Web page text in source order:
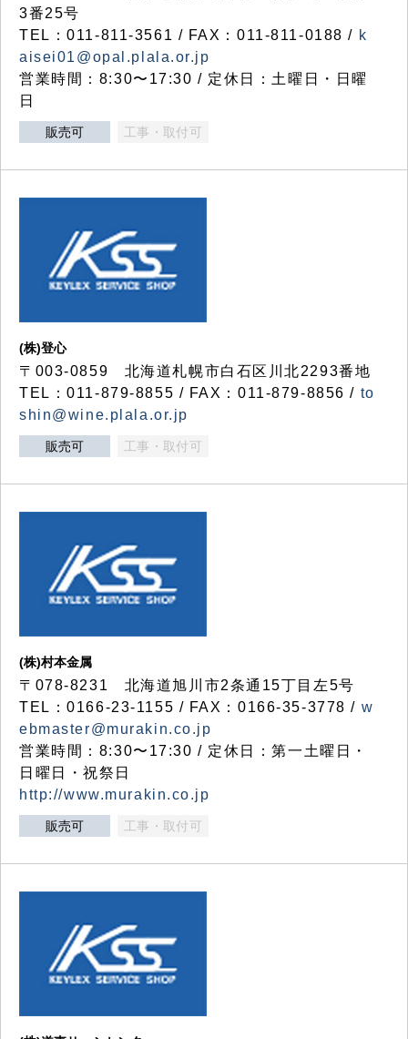
3番25号
TEL：011-811-3561 / FAX：011-811-0188 / k
aisei01@opal.plala.or.jp
営業時間：8:30〜17:30 / 定休日：土曜日・日曜
日
販売可 工事・取付可
(株)登心
〒003-0859 北海道札幌市白石区川北2293番地
TEL：011-879-8855 / FAX：011-879-8856 / to
shin@wine.plala.or.jp
販売可 工事・取付可
(株)村本金属
〒078-8231 北海道旭川市2条通15丁目左5号
TEL：0166-23-1155 / FAX：0166-35-3778 / w
ebmaster@murakin.co.jp
営業時間：8:30〜17:30 / 定休日：第一土曜日・
日曜日・祝祭日
http://www.murakin.co.jp
販売可 工事・取付可